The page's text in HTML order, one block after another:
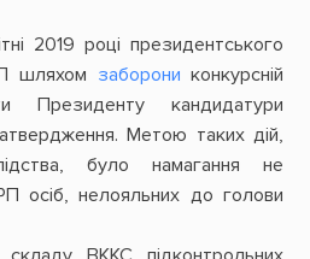
2019 році президентського
шляхом заборони конкурсній
Президенту кандидатури
Метою таких дій,
було намагання не
осіб, нелояльних до голови